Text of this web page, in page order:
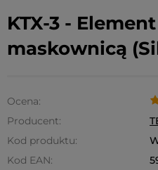
KTX-3 -
maskownicą
Ocena:
Producent:
Kod produktu:
Kod EAN: